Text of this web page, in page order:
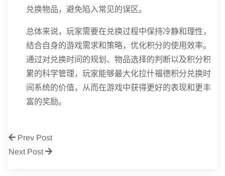
兑换物品，避免陷入常见的误区。
总体来说，玩家需要在兑换过程中保持冷静和理性，
结合自身的游戏需求和策略，优化积分的使用效率。
通过对兑换时间的规划、物品选择的判断以及积分积
累的科学管理，玩家能够最大化拉什福德积分兑换时
间系统的价值，从而在游戏中获得更好的表现和更丰
富的奖励。
Prev Post
Next Post